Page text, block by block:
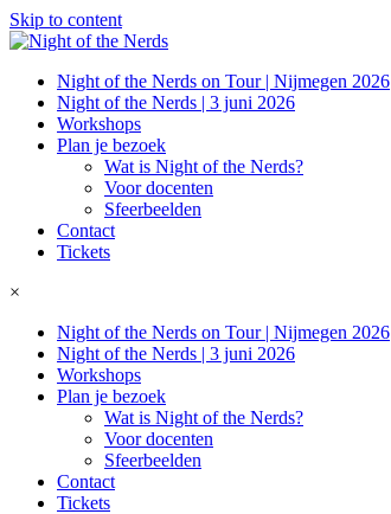
Skip to content
Night of the Nerds on Tour | Nijmegen 2026
Night of the Nerds | 3 juni 2026
Workshops
Plan je bezoek
Wat is Night of the Nerds?
Voor docenten
Sfeerbeelden
Contact
Tickets
×
Night of the Nerds on Tour | Nijmegen 2026
Night of the Nerds | 3 juni 2026
Workshops
Plan je bezoek
Wat is Night of the Nerds?
Voor docenten
Sfeerbeelden
Contact
Tickets